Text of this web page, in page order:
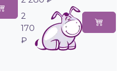
2
170
₽